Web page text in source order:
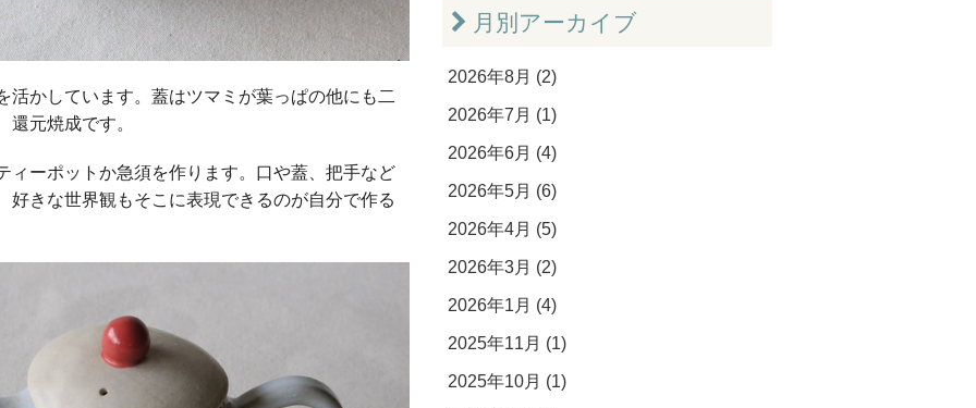
活かしています。蓋はツマミが葉っぱの他にも二
元焼成です。
ィーポットか急須を作ります。口や蓋、把手など
好きな世界観もそこに表現できるのが自分で作る
月別アーカイブ
2026年8月 (2)
2026年7月 (1)
2026年6月 (4)
2026年5月 (6)
2026年4月 (5)
2026年3月 (2)
2026年1月 (4)
2025年11月 (1)
2025年10月 (1)